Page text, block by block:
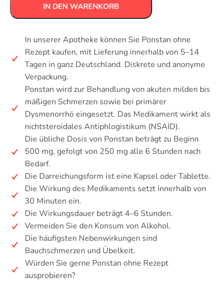
IN DEN WARENKORB
In unserer Apotheke können Sie Ponstan ohne
Rezept kaufen, mit Lieferung innerhalb von 5–14
Tagen in ganz Deutschland. Diskrete und anonyme
Verpackung.
Ponstan wird zur Behandlung von akuten milden bis
mäßigen Schmerzen sowie bei primärer
Dysmenorrhö eingesetzt. Das Medikament wirkt als
nichtsteroidales Antiphlogistikum (NSAID).
Die übliche Dosis von Ponstan beträgt zu Beginn
500 mg, gefolgt von 250 mg alle 6 Stunden nach
Bedarf.
Die Darreichungsform ist eine Kapsel oder Tablette.
Die Wirkung des Medikaments setzt innerhalb von
30 Minuten ein.
Die Wirkungsdauer beträgt 4–6 Stunden.
Vermeiden Sie den Konsum von Alkohol.
Die häufigsten Nebenwirkungen sind
Bauchschmerzen und Übelkeit.
Würden Sie gerne Ponstan ohne Rezept
ausprobieren?